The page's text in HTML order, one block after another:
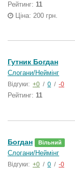
Рейтинг: 11
Ціна: 200 грн.
Гутник Богдан
Слогани/Неймінг
Відгуки: +0 / 0 / -0
Рейтинг: 11
Богдан Вільний
Слогани/Неймінг
Відгуки: +0 / 0 / -0